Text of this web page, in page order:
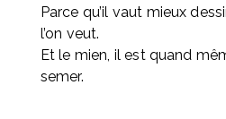
Parce qu’il vaut mieux
l’on veut.
Et le mien, il est quand
semer.